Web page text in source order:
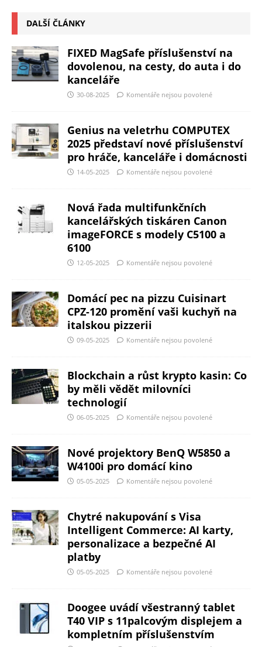
DALŠÍ ČLÁNKY
FIXED MagSafe příslušenství na
dovolenou, na cesty, do auta i do
kanceláře
30-08-2025 Komentáře nejsou povolené
Genius na veletrhu COMPUTEX
2025 představí nové příslušenství
pro hráče, kanceláře i domácnosti
14-05-2025 Komentáře nejsou povolené
Nová řada multifunkčních
kancelářských tiskáren Canon
imageFORCE s modely C5100 a
6100
12-05-2025 Komentáře nejsou povolené
Domácí pec na pizzu Cuisinart
CPZ-120 promění vaši kuchyň na
italskou pizzerii
09-05-2025 Komentáře nejsou povolené
Blockchain a růst krypto kasin: Co
by měli vědět milovníci
technologií
06-05-2025 Komentáře nejsou povolené
Nové projektory BenQ W5850 a
W4100i pro domácí kino
05-05-2025 Komentáře nejsou povolené
Chytré nakupování s Visa
Intelligent Commerce: AI karty,
personalizace a bezpečné AI
platby
05-05-2025 Komentáře nejsou povolené
Doogee uvádí všestranný tablet
T40 VIP s 11palcovým displejem a
kompletním příslušenstvím